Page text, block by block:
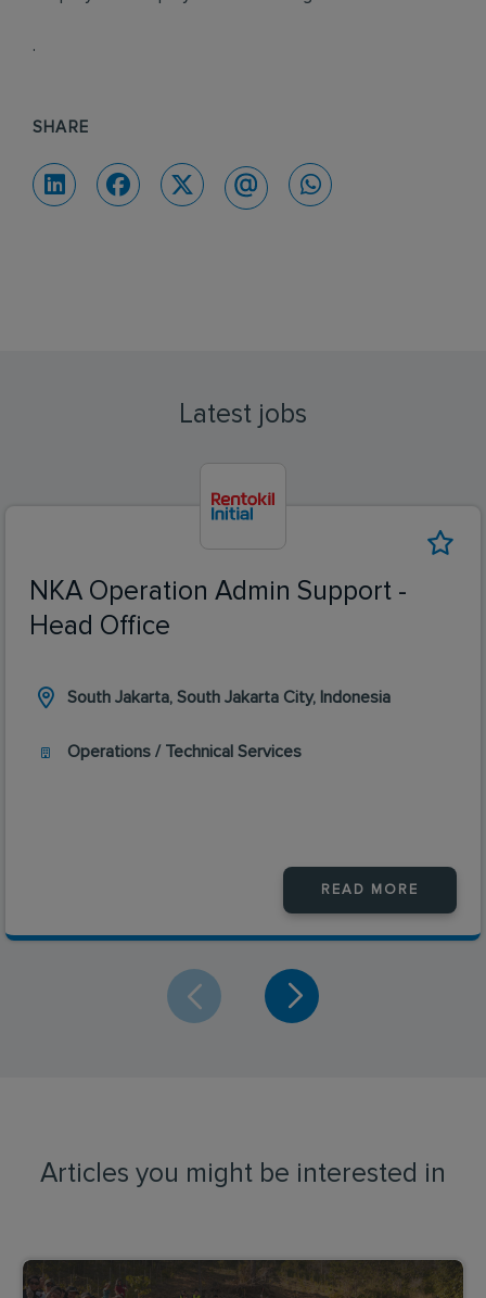
.
SHARE
Latest jobs
NKA Operation Admin Support -
Head Office
South Jakarta, South Jakarta City, Indonesia
Operations / Technical Services
READ MORE
Articles you might be interested in